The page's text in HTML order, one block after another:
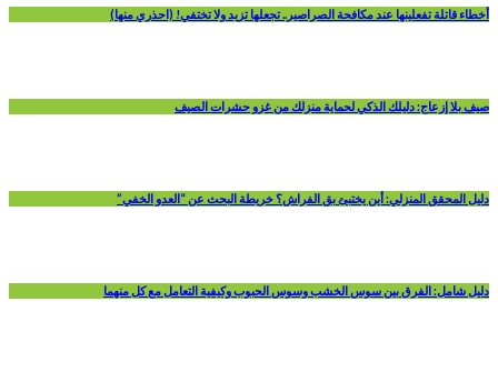
أخطاء قاتلة تفعلينها عند مكافحة الصراصير.. تجعلها تزيد ولا تختفي! (احذري منها)
صيف بلا إزعاج: دليلك الذكي لحماية منزلك من غزو حشرات الصيف
دليل المحقق المنزلي: أين يختبئ بق الفراش؟ خريطة البحث عن “العدو الخفي”
دليل شامل: الفرق بين سوس الخشب وسوس الحبوب وكيفية التعامل مع كل منهما